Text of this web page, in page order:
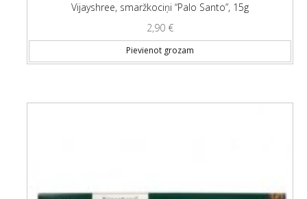
Vijayshree, smaržkociņi “Palo Santo”, 15g
2,90 €
Pievienot grozam